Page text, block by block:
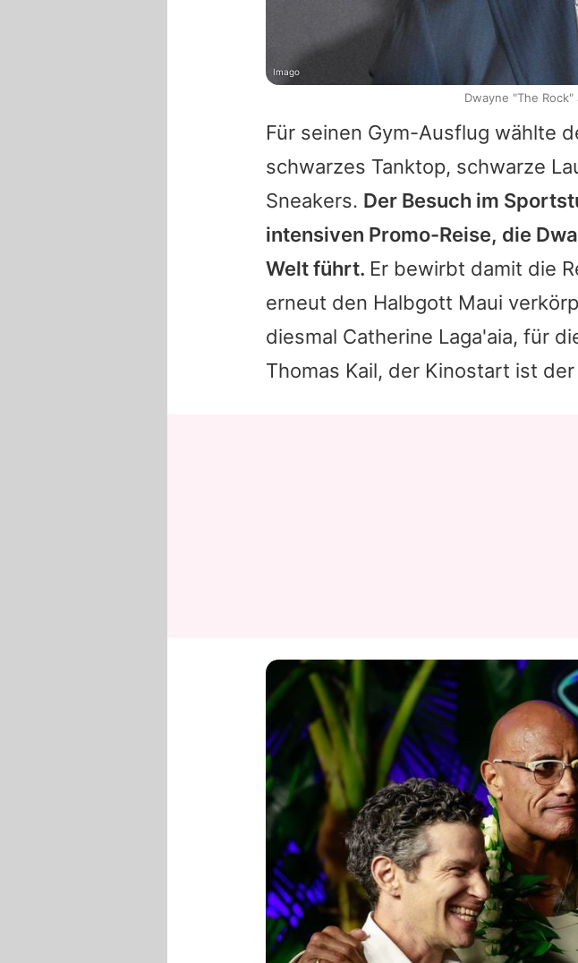
Für seinen Gym-Ausflug wählte
schwarzes Tanktop, schwarze
Sneakers. Der Besuch im
intensiven Promo-Reise, die
Welt führt. Er bewirbt damit die
erneut den Halbgott Maui
diesmal Catherine Laga'aia, für
Thomas Kail, der Kinostart ist der
Imago
Dwayne "The